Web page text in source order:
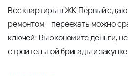
Все квартиры в ЖК Первый
ремонтом – переехать можно
ключей! Вы экономите деньги,
строительной бригады и